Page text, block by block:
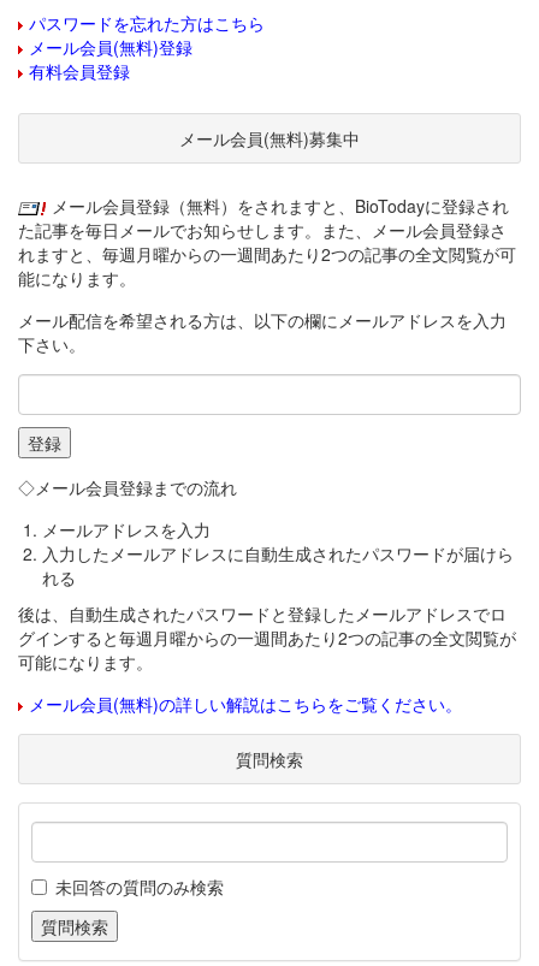
パスワードを忘れた方はこちら
メール会員(無料)登録
有料会員登録
メール会員(無料)募集中
メール会員登録（無料）をされますと、BioTodayに登録され
た記事を毎日メールでお知らせします。また、メール会員登録さ
れますと、毎週月曜からの一週間あたり2つの記事の全文閲覧が可
能になります。
メール配信を希望される方は、以下の欄にメールアドレスを入力
下さい。
◇メール会員登録までの流れ
メールアドレスを入力
入力したメールアドレスに自動生成されたパスワードが届けら
れる
後は、自動生成されたパスワードと登録したメールアドレスでロ
グインすると毎週月曜からの一週間あたり2つの記事の全文閲覧が
可能になります。
メール会員(無料)の詳しい解説はこちらをご覧ください。
質問検索
未回答の質問のみ検索